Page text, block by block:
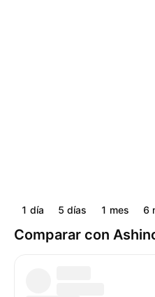
1 día 5 días 1 mes 6
Comparar con